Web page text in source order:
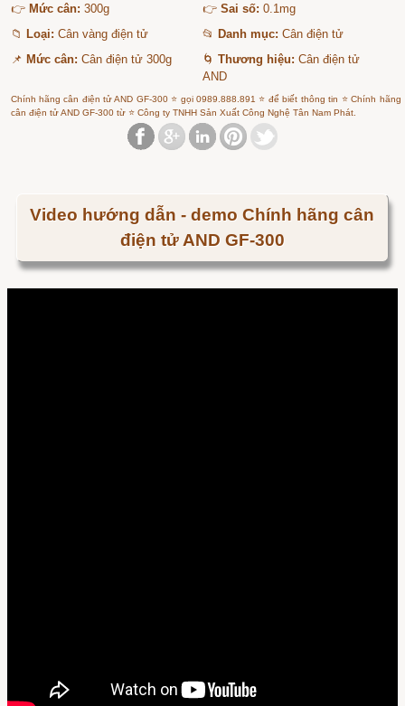
👉 Mức cân: 300g 👉Sai số: 0.1mg
📁 Loại: Cân vàng điện tử 📂 Danh mục: Cân điện tử
📌 Mức cân: Cân điện tử 300g 🌀Thương hiệu: Cân điện tử
AND
Chính hãng cân điện tử AND GF-300 ⭐ gọi 0989.888.891 ⭐ để biết thông tin ⭐ Chính hãng
cân điện tử AND GF-300 từ ⭐ Công ty TNHH Sản Xuất Công Nghệ Tân Nam Phát.
Video hướng dẫn - demo Chính hãng cân
điện tử AND GF-300